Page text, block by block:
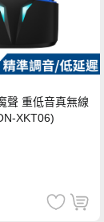
聲 重低音真無線
XKT06)